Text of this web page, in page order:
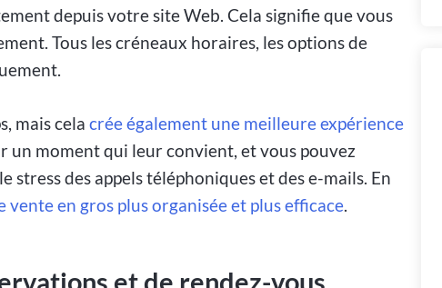
depuis votre site Web. Cela signifie que vous
Tous les créneaux horaires, les options de
mais cela crée également une meilleure expérience
un moment qui leur convient, et vous pouvez
des appels téléphoniques et des e-mails. En
vente en gros plus organisée et plus efficace.
et de rendez-vous